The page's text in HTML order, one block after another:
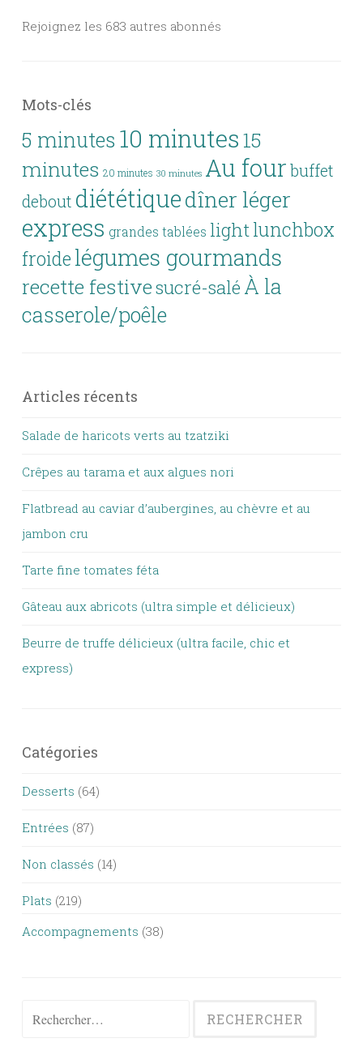
Rejoignez les 683 autres abonnés
Mots-clés
5 minutes 10 minutes15
minutes 20 minutes 30 minutes Au fourbuffet
debout diététiquedîner léger
express grandes tablées lightlunchbox
froide légumes gourmands
recette festivesucré-salé À la
casserole/poêle
Articles récents
Salade de haricots verts au tzatziki
Crêpes au tarama et aux algues nori
Flatbread au caviar d’aubergines, au chèvre et au
jambon cru
Tarte fine tomates féta
Gâteau aux abricots (ultra simple et délicieux)
Beurre de truffe délicieux (ultra facile, chic et
express)
Catégories
Desserts (64)
Entrées (87)
Non classés (14)
Plats (219)
Accompagnements (38)
Rechercher :